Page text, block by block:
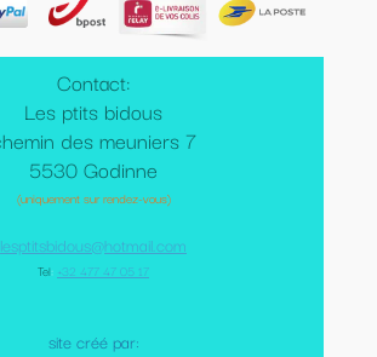
Contact:
Les ptits bidous
des meuniers 7
5530 Godinne
(uniquement sur rendez-vous)
lesptitsbidous@hotmail.com
Tel: +32 477 47 05 17
site créé par: